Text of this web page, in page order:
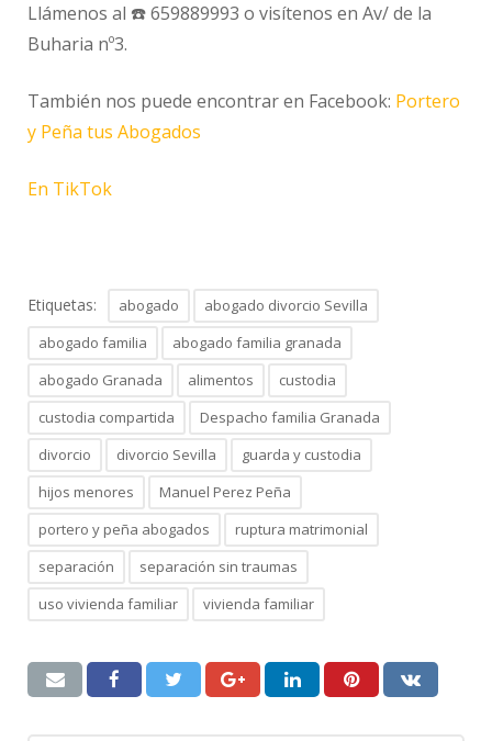
Llámenos al ☎️ 659889993 o visítenos en Av/ de la
Buharia nº3.
También nos puede encontrar en Facebook: Portero
y Peña tus Abogados
En TikTok
Etiquetas: abogado
abogado divorcio Sevilla
abogado familia
abogado familia granada
abogado Granada
alimentos
custodia
custodia compartida
Despacho familia Granada
divorcio
divorcio Sevilla
guarda y custodia
hijos menores
Manuel Perez Peña
portero y peña abogados
ruptura matrimonial
separación
separación sin traumas
uso vivienda familiar
vivienda familiar